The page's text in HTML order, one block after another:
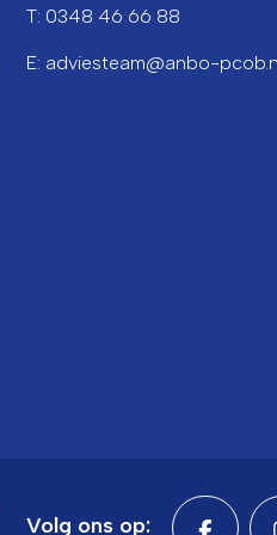
T: 0348 46 66 88
E: adviesteam@anbo-
Volg ons op: